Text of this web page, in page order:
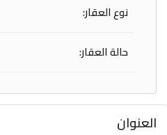
نوع العقار:
حالة العقار:
العنوان